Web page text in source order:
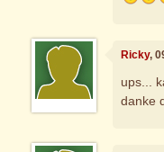
Ricky,
ups...
danke